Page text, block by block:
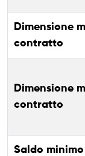
Dimensione
contratto
Dimensione
contratto
Saldo